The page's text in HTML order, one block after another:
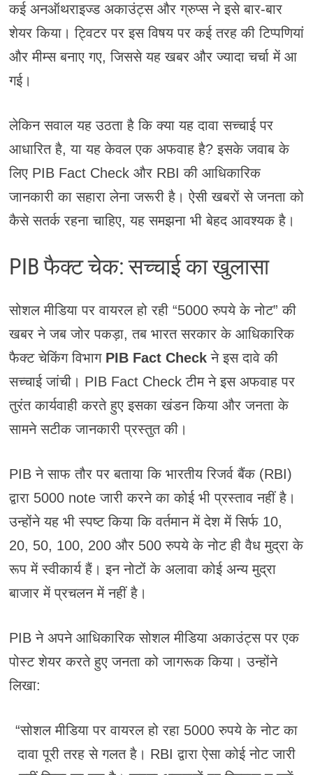
कई अनऑथराइज्ड अकाउंट्स और ग्रुप्स ने इसे बार-बार
शेयर किया। ट्विटर पर इस विषय पर कई तरह की टिप्पणियां
और मीम्स बनाए गए, जिससे यह खबर और ज्यादा चर्चा में आ
गई।
लेकिन सवाल यह उठता है कि क्या यह दावा सच्चाई पर
आधारित है, या यह केवल एक अफवाह है? इसके जवाब के
लिए PIB Fact Check और RBI की आधिकारिक
जानकारी का सहारा लेना जरूरी है। ऐसी खबरों से जनता को
कैसे सतर्क रहना चाहिए, यह समझना भी बेहद आवश्यक है।
PIB फैक्ट चेक: सच्चाई का खुलासा
सोशल मीडिया पर वायरल हो रही “5000 रुपये के नोट” की
खबर ने जब जोर पकड़ा, तब भारत सरकार के आधिकारिक
फैक्ट चेकिंग विभाग PIB Fact Checkने इस दावे की
सच्चाई जांची। PIB Fact Check टीम ने इस अफवाह पर
तुरंत कार्यवाही करते हुए इसका खंडन किया और जनता के
सामने सटीक जानकारी प्रस्तुत की।
PIB ने साफ तौर पर बताया कि भारतीय रिजर्व बैंक (RBI)
द्वारा 5000 note जारी करने का कोई भी प्रस्ताव नहीं है।
उन्होंने यह भी स्पष्ट किया कि वर्तमान में देश में सिर्फ 10,
20, 50, 100, 200 और 500 रुपये के नोट ही वैध मुद्रा के
रूप में स्वीकार्य हैं। इन नोटों के अलावा कोई अन्य मुद्रा
बाजार में प्रचलन में नहीं है।
PIB ने अपने आधिकारिक सोशल मीडिया अकाउंट्स पर एक
पोस्ट शेयर करते हुए जनता को जागरूक किया। उन्होंने
लिखा:
“सोशल मीडिया पर वायरल हो रहा 5000 रुपये के नोट का
दावा पूरी तरह से गलत है। RBI द्वारा ऐसा कोई नोट जारी